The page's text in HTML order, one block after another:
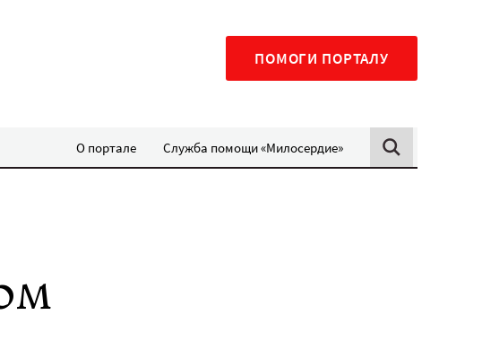
ПОМОГИ ПОРТАЛУ
О портале Служба помощи «Милосердие»